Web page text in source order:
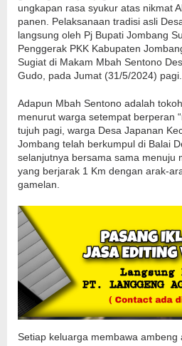
ungkapan rasa syukur atas nikmat
panen. Pelaksanaan tradisi asli
langsung oleh Pj Bupati Jombang
Penggerak PKK Kabupaten
Sugiat di Makam Mbah Sentono
Gudo, pada Jumat (31/5/2024) pagi.
Adapun Mbah Sentono adalah
menurut warga setempat berperan
tujuh pagi, warga Desa Japanan
Jombang telah berkumpul di Balai
selanjutnya bersama sama menuju
yang berjarak 1 Km dengan arak-
gamelan.
Setiap keluarga membawa ambeng